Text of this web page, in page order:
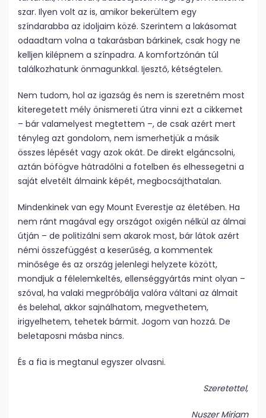
szar. Ilyen volt az is, amikor bekerültem egy
színdarabba az idoljaim közé. Szerintem a lakásomat
odaadtam volna a takarásban bárkinek, csak hogy ne
kelljen kilépnem a színpadra. A komfortzónán túl
találkozhatunk önmagunkkal. Ijesztő, kétségtelen.
Nem tudom, hol az igazság és nem is szeretném most
kiteregetett mély önismereti útra vinni ezt a cikkemet
– bár valamelyest megtettem –, de csak azért mert
tényleg azt gondolom, nem ismerhetjük a másik
összes lépését vagy azok okát. De direkt elgáncsolni,
aztán böfögve hátradőlni a fotelben és elhessegetni a
saját elvetélt álmaink képét, megbocsájthatalan.
Mindenkinek van egy Mount Everestje az életében. Ha
nem ránt magával egy országot oxigén nélkül az álmai
útján – de politizálni sem akarok most, bár látok azért
némi összefüggést a keserűség, a kommentek
minősége és az ország jelenlegi helyzete között,
mondjuk a félelemkeltés, ellenséggyártás mint olyan –
szóval, ha valaki megpróbálja valóra váltani az álmait
és belehal, akkor sajnálhatom, megvethetem,
irigyelhetem, tehetek bármit. Jogom van hozzá. De
beletaposni másba nincs.
És a fia is megtanul egyszer olvasni.
Szeretettel,
Nuszer Mirjam